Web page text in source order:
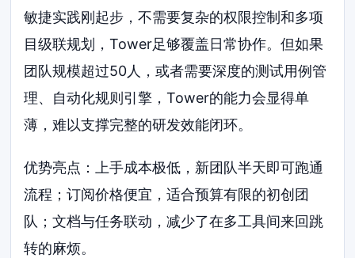
敏捷实践刚起步，不需要复杂的权限控制和多项
目级联规划，Tower足够覆盖日常协作。但如果
团队规模超过50人，或者需要深度的测试用例管
理、自动化规则引擎，Tower的能力会显得单
薄，难以支撑完整的研发效能闭环。
优势亮点：上手成本极低，新团队半天即可跑通
流程；订阅价格便宜，适合预算有限的初创团
队；文档与任务联动，减少了在多工具间来回跳
转的麻烦。